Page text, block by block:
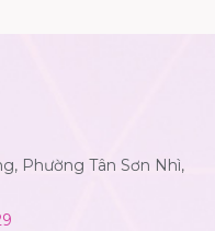
Phường Tân Sơn Nhì,